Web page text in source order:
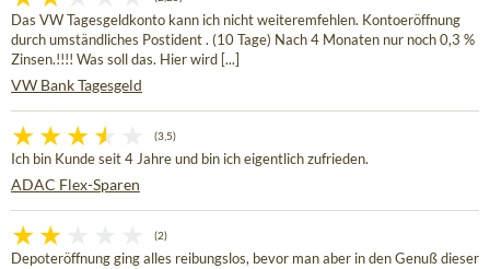
Das VW Tagesgeldkonto kann ich nicht weiteremfehlen. Kontoeröffnung
durch umständliches Postident . (10 Tage) Nach 4 Monaten nur noch 0,3 %
Zinsen.!!!! Was soll das. Hier wird [...]
VW Bank Tagesgeld
(3,5)
Ich bin Kunde seit 4 Jahre und bin ich eigentlich zufrieden.
ADAC Flex-Sparen
(2)
Depoteröffnung ging alles reibungslos, bevor man aber in den Genuß dieser